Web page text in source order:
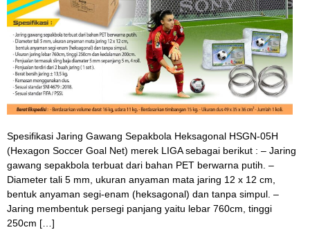
Spesifikasi Jaring Gawang Sepakbola Heksagonal HSGN-05H
(Hexagon Soccer Goal Net) merek LIGA sebagai berikut : – Jaring
gawang sepakbola terbuat dari bahan PET berwarna putih. –
Diameter tali 5 mm, ukuran anyaman mata jaring 12 x 12 cm,
bentuk anyaman segi-enam (heksagonal) dan tanpa simpul. –
Jaring membentuk persegi panjang yaitu lebar 760cm, tinggi
250cm […]